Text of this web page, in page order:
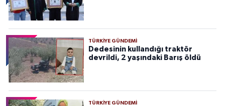
TÜRKIYE GÜNDEMI
Dedesinin kullandığı traktör
devrildi, 2 yaşındaki Barış öldü
TÜRKIYE GÜNDEMI